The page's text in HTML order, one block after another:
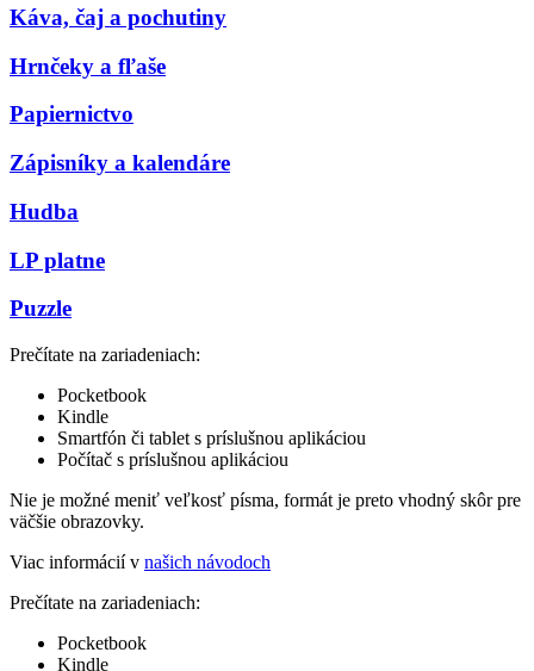
Káva, čaj a pochutiny
Hrnčeky a fľaše
Papiernictvo
Zápisníky a kalendáre
Hudba
LP platne
Puzzle
Prečítate na zariadeniach:
Pocketbook
Kindle
Smartfón či tablet s príslušnou aplikáciou
Počítač s príslušnou aplikáciou
Nie je možné meniť veľkosť písma, formát je preto vhodný skôr pre
väčšie obrazovky.
Viac informácií v našich návodoch
Prečítate na zariadeniach:
Pocketbook
Kindle